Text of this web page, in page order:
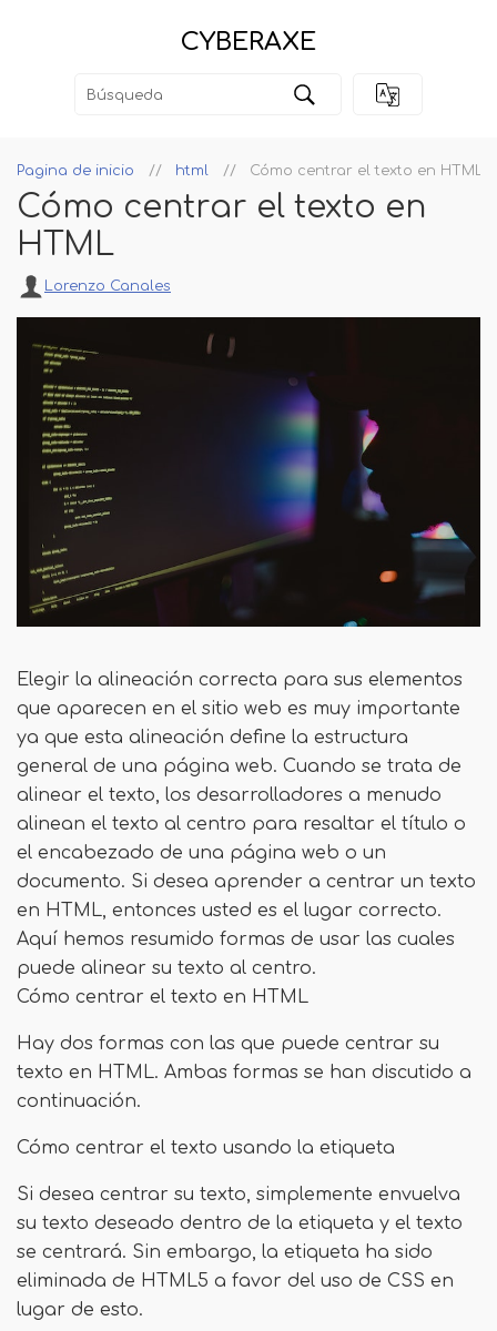
CYBERAXE
Pagina de inicio html Cómo centrar el texto en HTML
Cómo centrar el texto en
HTML
Lorenzo Canales
Elegir la alineación correcta para sus elementos
que aparecen en el sitio web es muy importante
ya que esta alineación define la estructura
general de una página web. Cuando se trata de
alinear el texto, los desarrolladores a menudo
alinean el texto al centro para resaltar el título o
el encabezado de una página web o un
documento. Si desea aprender a centrar un texto
en HTML, entonces usted es el lugar correcto.
Aquí hemos resumido formas de usar las cuales
puede alinear su texto al centro.
Cómo centrar el texto en HTML
Hay dos formas con las que puede centrar su
texto en HTML. Ambas formas se han discutido a
continuación.
Cómo centrar el texto usando la etiqueta
Si desea centrar su texto, simplemente envuelva
su texto deseado dentro de la etiqueta y el texto
se centrará. Sin embargo, la etiqueta ha sido
eliminada de HTML5 a favor del uso de CSS en
lugar de esto.